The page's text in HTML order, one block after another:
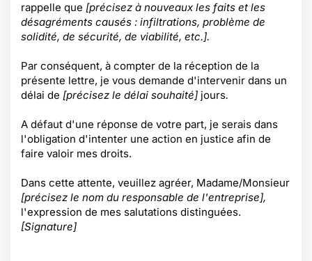
rappelle que [précisez à nouveaux les faits et les
désagréments causés : infiltrations, problème de
solidité, de sécurité, de viabilité, etc.].
Par conséquent, à compter de la réception de la
présente lettre, je vous demande d'intervenir dans un
délai de [précisez le délai souhaité] jours.
A défaut d'une réponse de votre part, je serais dans
l'obligation d'intenter une action en justice afin de
faire valoir mes droits.
Dans cette attente, veuillez agréer, Madame/Monsieur
[précisez le nom du responsable de l'entreprise],
l'expression de mes salutations distinguées.
[Signature]